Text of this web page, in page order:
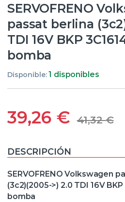
SERVOFRENO
passat berlina
TDI 16V BKP
bomba
Disponible:1 disponibles
39,26 € 41,32€
DESCRIPCIÓN
SERVOFRENO Volkswagen
(3c2)(2005->) 2.0 TDI 16V
bomba